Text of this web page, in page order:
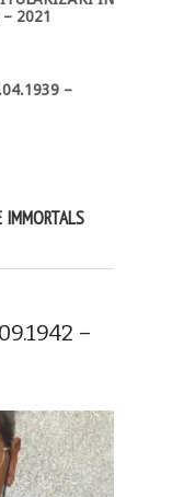
2021
–
–